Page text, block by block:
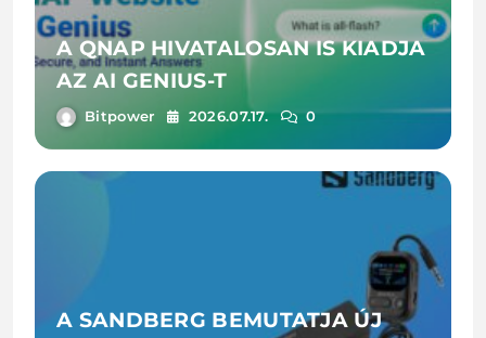
A QNAP HIVATALOSAN IS KIADJA
AZ AI GENIUS-T
Bitpower 2026.07.17. 0
A SANDBERG BEMUTATJA ÚJ